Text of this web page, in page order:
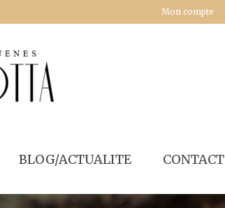
Mon compte
BLOG/ACTUALITE CONTACT